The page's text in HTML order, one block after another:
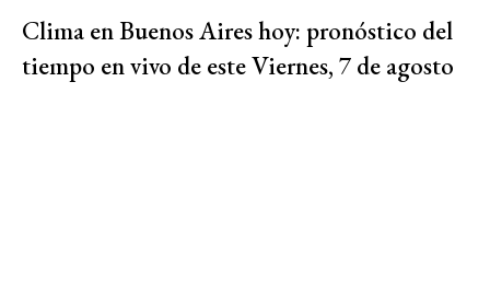
Clima en Buenos Aires hoy: pronóstico del
tiempo en vivo de este Viernes, 7 de agosto